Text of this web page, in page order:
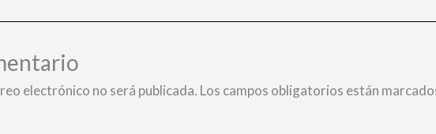
electrónico no será publicada. Los campos obligatorios están